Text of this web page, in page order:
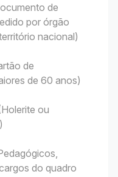
de
por órgão
nacional)
de
de 60 anos)
ou
do quadro